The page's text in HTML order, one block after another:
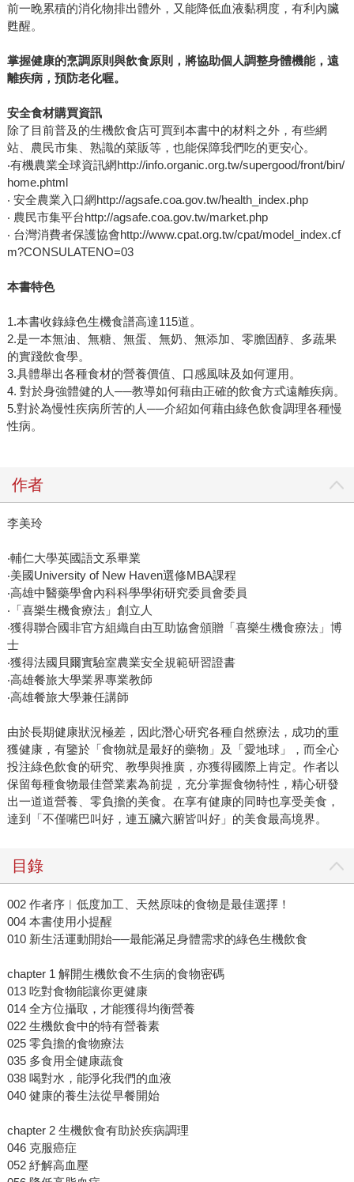
前一晚累積的消化物排出體外，又能降低血液黏稠度，有利內臟
甦醒。
掌握健康的烹調原則與飲食原則，將協助個人調整身體機能，遠
離疾病，預防老化喔。
安全食材購買資訊
除了目前普及的生機飲食店可買到本書中的材料之外，有些網
站、農民市集、熟識的菜販等，也能保障我們吃的更安心。
‧有機農業全球資訊網http://info.organic.org.tw/supergood/front/bin/
home.phtml
‧ 安全農業入口網http://agsafe.coa.gov.tw/health_index.php
‧ 農民市集平台http://agsafe.coa.gov.tw/market.php
‧ 台灣消費者保護協會http://www.cpat.org.tw/cpat/model_index.cf
m?CONSULATENO=03
本書特色
1.本書收錄綠色生機食譜高達115道。
2.是一本無油、無糖、無蛋、無奶、無添加、零膽固醇、多蔬果
的實踐飲食學。
3.具體舉出各種食材的營養價值、口感風味及如何運用。
4. 對於身強體健的人──教導如何藉由正確的飲食方式遠離疾病。
5.對於為慢性疾病所苦的人──介紹如何藉由綠色飲食調理各種慢
性病。
作者
李美玲
‧輔仁大學英國語文系畢業
‧美國University of New Haven選修MBA課程
‧高雄中醫藥學會內科科學學術研究委員會委員
‧「喜樂生機食療法」創立人
‧獲得聯合國非官方組織自由互助協會頒贈「喜樂生機食療法」博
士
‧獲得法國貝爾實驗室農業安全規範研習證書
‧高雄餐旅大學業界專業教師
‧高雄餐旅大學兼任講師
由於長期健康狀況極差，因此潛心研究各種自然療法，成功的重
獲健康，有鑒於「食物就是最好的藥物」及「愛地球」，而全心
投注綠色飲食的研究、教學與推廣，亦獲得國際上肯定。作者以
保留每種食物最佳營業素為前提，充分掌握食物特性，精心研發
出一道道營養、零負擔的美食。在享有健康的同時也享受美食，
達到「不僅嘴巴叫好，連五臟六腑皆叫好」的美食最高境界。
目錄
002 作者序︱低度加工、天然原味的食物是最佳選擇！
004 本書使用小提醒
010 新生活運動開始──最能滿足身體需求的綠色生機飲食
chapter 1 解開生機飲食不生病的食物密碼
013 吃對食物能讓你更健康
014 全方位攝取，才能獲得均衡營養
022 生機飲食中的特有營養素
025 零負擔的食物療法
035 多食用全健康蔬食
038 喝對水，能淨化我們的血液
040 健康的養生法從早餐開始
chapter 2 生機飲食有助於疾病調理
046 克服癌症
052 紓解高血壓